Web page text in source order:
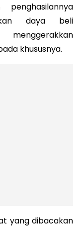
daya beli
khususnya.
yang dibacakan